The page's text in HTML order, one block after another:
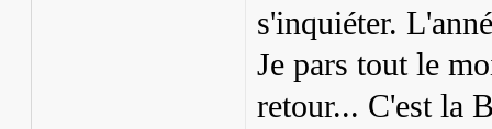
s'inquiéter.
Je pars tout le
retour... C'est la